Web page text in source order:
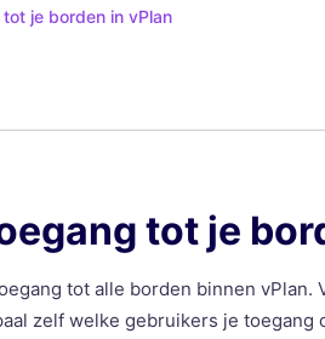
je borden in vPlan
tot je
tot alle borden binnen vPlan.
zelf welke gebruikers je toegang